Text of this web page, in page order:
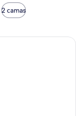
2 camas
con literas, un